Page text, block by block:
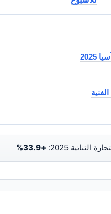
الثنائية 2025: +33.9%